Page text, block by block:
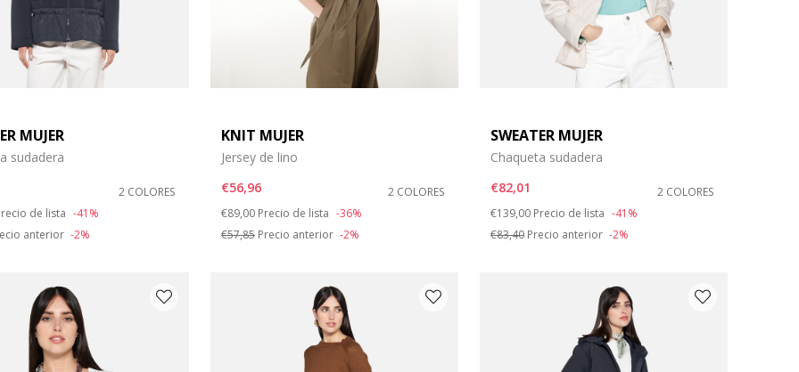
L
MUJER
sudadera
2 COLORES
from
de lista -41%
anterior -2%
KNIT MUJER
Jersey de lino
€56,96
2 COLORES
Price reduced from
€89,00 to
Precio de lista -36%
€57,85Precio anterior -2%
SWEATER MUJER
Chaqueta sudadera
€82,01
2 COLORES
Price reduced from
€139,00 to
Precio de lista -41%
€83,40Precio anterior -2%